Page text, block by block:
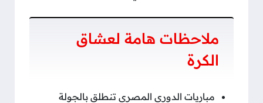
ملاحظات هامة لعشاق
الكرة
مباريات الدوري المصري تنطلق بالجولة